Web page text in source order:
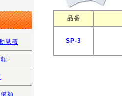
品番
SP-3
見積
頼